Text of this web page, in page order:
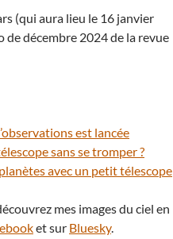
(qui aura lieu le 16 janvier
de décembre 2024 de la revue
est lancée
sans se tromper ?
avec un petit télescope
mes images du ciel en
et sur Bluesky.